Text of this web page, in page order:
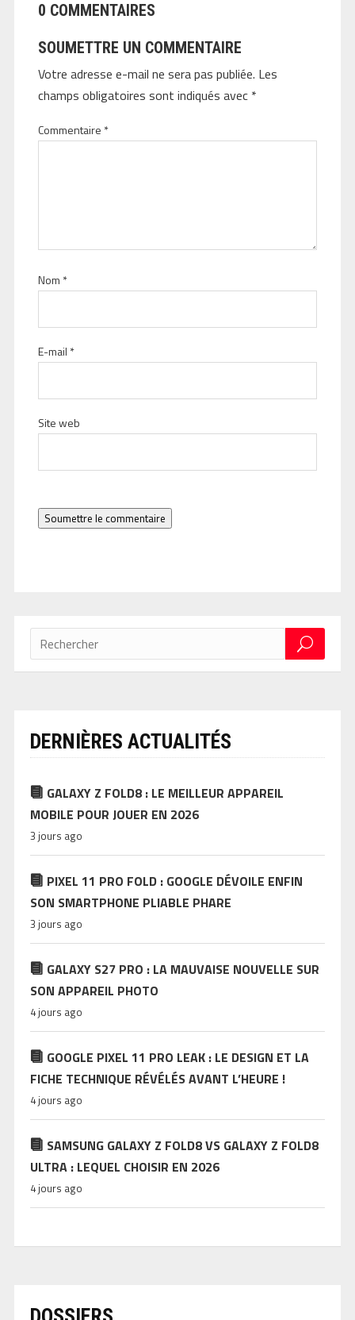
0 COMMENTAIRES
SOUMETTRE UN COMMENTAIRE
Votre adresse e-mail ne sera pas publiée. Les
champs obligatoires sont indiqués avec *
Commentaire *
Nom *
E-mail *
Site web
Soumettre le commentaire
DERNIÈRES ACTUALITÉS
GALAXY Z FOLD8 : LE MEILLEUR APPAREIL
MOBILE POUR JOUER EN 2026
3 jours ago
PIXEL 11 PRO FOLD : GOOGLE DÉVOILE ENFIN
SON SMARTPHONE PLIABLE PHARE
3 jours ago
GALAXY S27 PRO : LA MAUVAISE NOUVELLE SUR
SON APPAREIL PHOTO
4 jours ago
GOOGLE PIXEL 11 PRO LEAK : LE DESIGN ET LA
FICHE TECHNIQUE RÉVÉLÉS AVANT L’HEURE !
4 jours ago
SAMSUNG GALAXY Z FOLD8 VS GALAXY Z FOLD8
ULTRA : LEQUEL CHOISIR EN 2026
4 jours ago